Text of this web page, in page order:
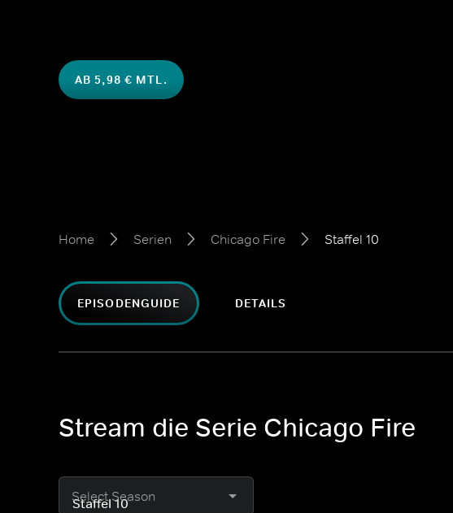
AB 5,98 € MTL.
Home Serien Chicago Fire Staffel 10
EPISODENGUIDE DETAILS
Stream die Serie Chicago Fire
Select Season